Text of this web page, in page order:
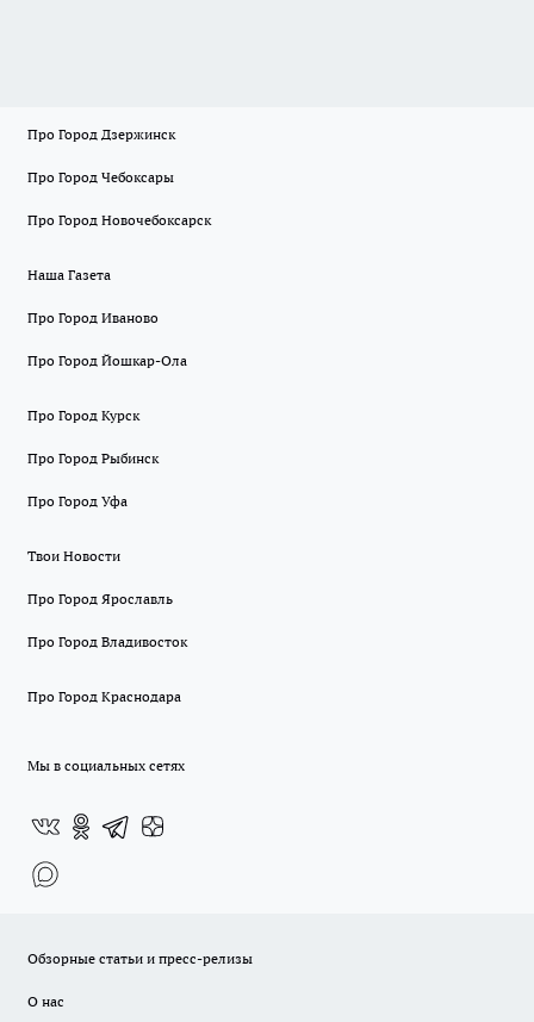
Про Город Дзержинск
Про Город Чебоксары
Про Город Новочебоксарск
Наша Газета
Про Город Иваново
Про Город Йошкар-Ола
Про Город Курск
Про Город Рыбинск
Про Город Уфа
Твои Новости
Про Город Ярославль
Про Город Владивосток
Про Город Краснодара
Мы в социальных сетях
Обзорные статьи и пресс-релизы
О нас